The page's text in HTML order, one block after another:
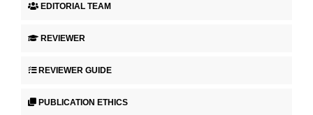
EDITORIAL TEAM
REVIEWER
REVIEWER GUIDE
PUBLICATION ETHICS